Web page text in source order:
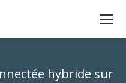
page
s'ouvre
page
s'ouvre
page
s'ouvre
hybride sur